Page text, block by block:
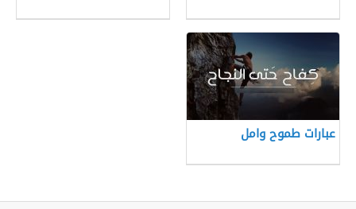
عبارات طموح وامل